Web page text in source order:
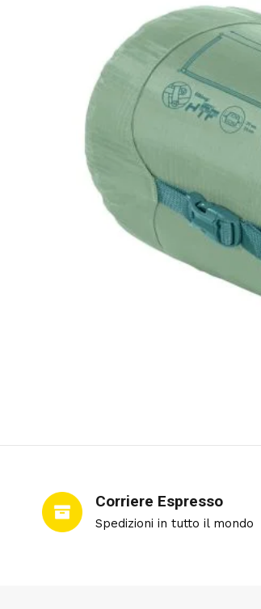
Corriere Espresso
Spedizioni in tutto il mondo